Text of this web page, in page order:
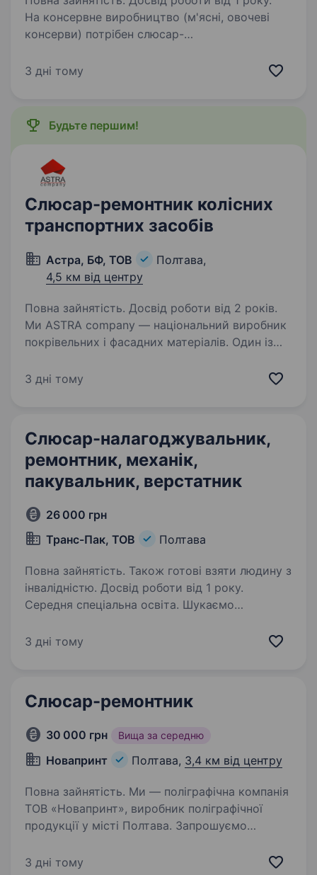
На консервне виробництво (м'ясні, овочеві
консерви) потрібен слюсар-
з 8 до 17. Заробітна плата оговорюється
3 дні тому
Будьте першим!
Слюсар-ремонтник колісних
транспортних засобів
Астра, БФ, ТОВ
Полтава,
4,5 км від центру
Повна зайнятість. Досвід роботи від 2 років.
Ми ASTRA company — національний виробник
покрівельних і фасадних матеріалів. Один із
гравців на ринку будівельних матеріалів
3 дні тому
Слюсар-налагоджувальник,
ремонтник, механік,
пакувальник, верстатник
26 000 грн
Транс-Пак, ТОВ
Полтава
Повна зайнятість. Також готові взяти людину з
інвалідністю. Досвід роботи від 1 року.
Середня спеціальна освіта. Шукаємо
механік, упаковщик» для роботи
3 дні тому
Слюсар-ремонтник
30 000 грн Вища за середню
Новапринт Полтава, 3,4 км від центру
Повна зайнятість. Ми — поліграфічна компанія
ТОВ «Новапринт», виробник поліграфічної
продукції у місті Полтава. Запрошуємо
ремонтника. Досвід ремонту виробничого
3 дні тому